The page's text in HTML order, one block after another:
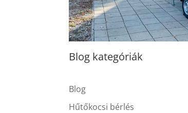
Blog kategóriák
Blog
Hűtőkocsi bérlés